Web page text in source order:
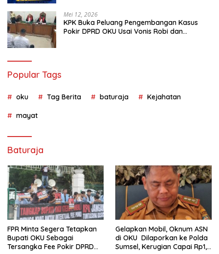
Mei 12, 2026
KPK Buka Peluang Pengembangan Kasus
Pokir DPRD OKU Usai Vonis Robi dan
Popular Tags
oku Tag Berita baturaja Kejahatan
mayat
Baturaja
FPR Minta Segera Tetapkan
Bupati OKU Sebagai
Tersangka Fee Pokir DPRD
Gelapkan Mobil, Oknum ASN
di OKU Dilaporkan ke Polda
Sumsel, Kerugian Capai Rp1,2